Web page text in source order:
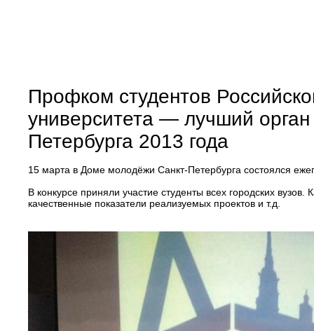
Профком студентов
университета — лучший орган
Петербурга 2013 года
15 марта в Доме молодёжи Санкт-Петербурга состоялся
В конкурсе приняли участие студенты всех городских
качественные показатели реализуемых проектов и т.д.